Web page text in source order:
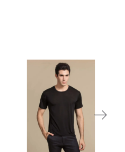
448,00 DKK
VOEG TOE
AAN
WINKELWAGEN